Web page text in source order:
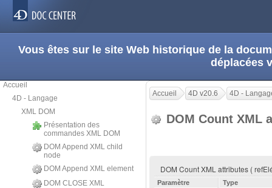
Vous êtes sur le site Web historique de la
déplacées
Accueil
4D - Langage
XML DOM
Présentation des
commandes XML DOM
DOM Append XML child
node
DOM Append XML element
DOM CLOSE XML
Accueil 4D v20.6 4D -
DOM Count XML
DOM Count XML attributes (
Paramètre
Type